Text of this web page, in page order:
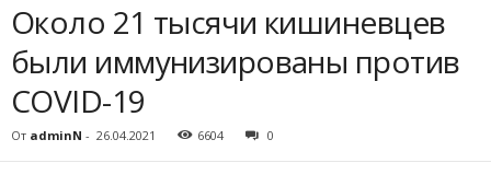
Около 21 тысячи кишиневцев
были иммунизированы против
COVID-19
От adminN - 26.04.2021 6604 0